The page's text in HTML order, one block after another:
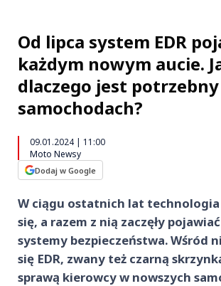
Od lipca system EDR
każdym nowym aucie.
dlaczego jest
samochodach?
09.01.2024 | 11:00
Moto Newsy
Dodaj w Google
W ciągu ostatnich lat technologia
się, a razem z nią zaczęły
systemy bezpieczeństwa. Wśród
się EDR, zwany też czarną
sprawą kierowcy w nowszych